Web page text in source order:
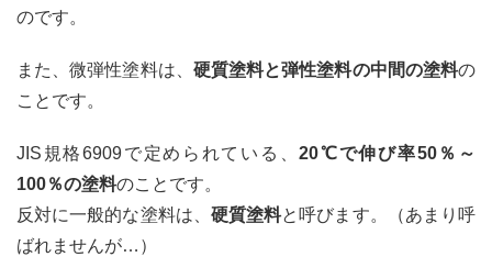
ラッ
び割
れ)
3.1
おま
け：
弾性
のです。
また、微弾性塗料は、 硬質塗料と弾性塗料の中間の塗料の
ことです。
JIS規格6909で定められている、20℃で伸び率50％～
100％の塗料のことです。
反対に一般的な塗料は、 硬質塗料と呼びます。（あまり呼
ばれませんが…）